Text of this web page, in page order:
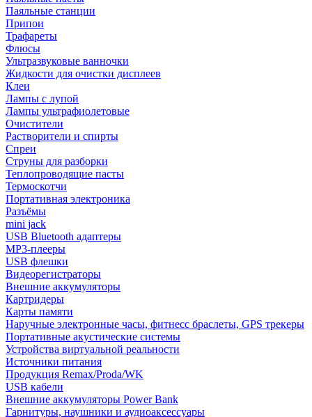
Паяльные станции
Припои
Трафареты
Флюсы
Ультразвуковые ванночки
Жидкости для очистки дисплеев
Клеи
Лампы с лупой
Лампы ультрафиолетовые
Очистители
Растворители и спирты
Спреи
Струны для разборки
Теплопроводящие пасты
Термоскотчи
Портативная электроника
Разъёмы
mini jack
USB Bluetooth адаптеры
MP3-плееры
USB флешки
Видеорегистраторы
Внешние аккумуляторы
Картридеры
Карты памяти
Наручные электронные часы, фитнесс браслеты, GPS трекеры
Портативные акустические системы
Устройства виртуальной реальности
Источники питания
Продукция Remax/Proda/WK
USB кабели
Внешние аккумуляторы Power Bank
Гарнитуры, наушники и аудиоаксессуары